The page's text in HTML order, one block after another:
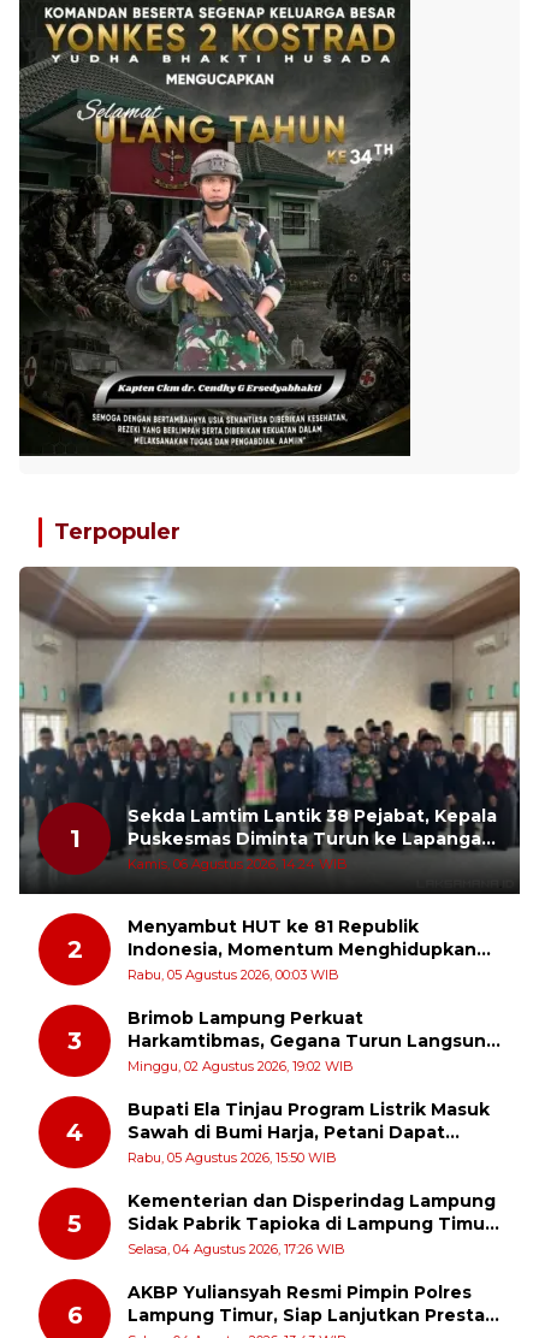
Terpopuler
1
Sekda Lamtim Lantik 38 Pejabat, Kepala
Puskesmas Diminta Turun ke Lapangan
dan Hadir di Tengah Masyarakat
Kamis, 06 Agustus 2026, 14:24 WIB
2
Menyambut HUT ke 81 Republik
Indonesia, Momentum Menghidupkan
Kembali Semangat Juang Para Pahlawan
Rabu, 05 Agustus 2026, 00:03 WIB
3
Brimob Lampung Perkuat
Harkamtibmas, Gegana Turun Langsung
Patroli Dialogis ke Pasar dan Rumah
Minggu, 02 Agustus 2026, 19:02 WIB
4
Bupati Ela Tinjau Program Listrik Masuk
Sawah di Bumi Harja, Petani Dapat
Subsidi Pemasangan KWH
Rabu, 05 Agustus 2026, 15:50 WIB
5
Kementerian dan Disperindag Lampung
Sidak Pabrik Tapioka di Lampung Timur,
PPUKI Apresiasi Langkah Pengawasan
Selasa, 04 Agustus 2026, 17:26 WIB
6
AKBP Yuliansyah Resmi Pimpin Polres
Lampung Timur, Siap Lanjutkan Prestasi